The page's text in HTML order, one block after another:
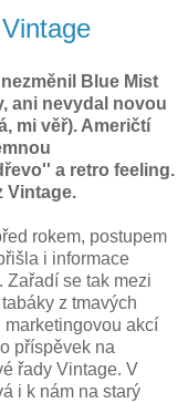
Blue Mist
ani nevydal novou
mi věř). Američtí
a retro feeling.
Vintage.
rokem, postupem
i informace
Zařadí se tak mezi
z tmavých
akcí
příspěvek na
řady Vintage. V
i k nám na starý